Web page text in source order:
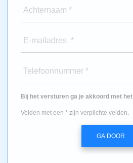
Achternaam *
E-mailadres *
Telefoonnummer *
Bij het versturen ga je akkoord met het
Velden met een * zijn verplichte velden.
GA DOOR